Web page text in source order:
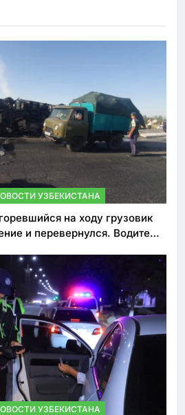
УЗБЕКИСТАНА
на ходу грузовик
и перевернулся. Водитель
УЗБЕКИСТАНА